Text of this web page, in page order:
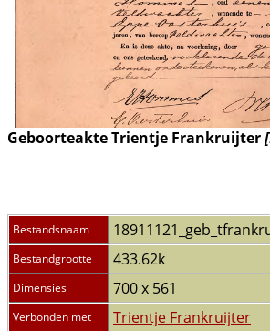
Geboorteakte Trientje Frankruijter
Bestandsnaam
Bestandgrootte 433.62k
Dimensies 700 x 561
Verbonden met Trientje Frankruijter